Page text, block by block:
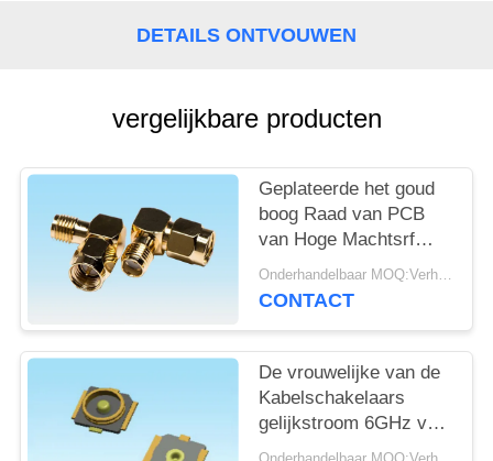
POLICY
DETAILS ONTVOUWEN
vergelijkbare producten
Geplateerde het goud
boog Raad van PCB
van Hoge Machtsrf
Schakelaars UL94V-0
de Materiële
Onderhandelbaar MOQ:Verhandelbaar
CONTACT
De vrouwelijke van de
Kabelschakelaars
gelijkstroom 6GHz van
SMD IPEX Coaxiale